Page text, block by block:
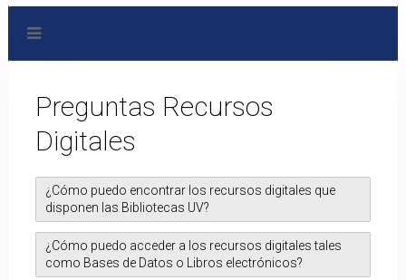
Preguntas Recursos
Digitales
¿Cómo puedo encontrar los recursos digitales que
disponen las Bibliotecas UV?
El acceso a recursos digitales es a través de la página
de inicio deDIBRA
¿Cómo puedo acceder a los recursos digitales tales
como Bases de Datos o Libros electrónicos?